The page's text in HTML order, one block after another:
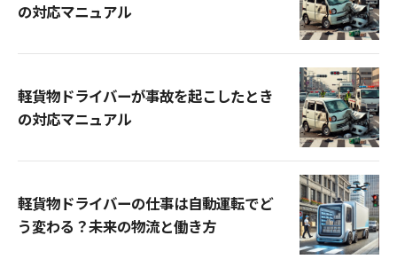
の対応マニュアル
軽貨物ドライバーが事故を起こしたとき
の対応マニュアル
軽貨物ドライバーの仕事は自動運転でど
う変わる？未来の物流と働き方